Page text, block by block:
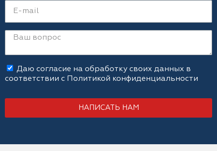
Даю согласие на обработку своих данных в
соответствии с Политикой конфиденциальности
НАПИСАТЬ НАМ